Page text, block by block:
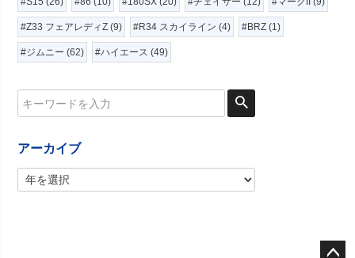
#Z33 フェアレディZ (9) #R34 スカイライン (4) #BRZ (1)
#ジムニー (62) #ハイエース (49)
アーカイブ